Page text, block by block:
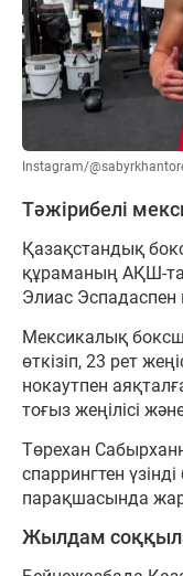
Instagram/
Тәжірибелі
Қазақстандық
құраманың АҚШ-
Элиас Эспадаспен
Мексикалық
өткізіп, 23 рет
нокаутпен
тоғыз жеңілісі
Төрехан
спаррингтен үзінді
парақшасында
Жылдам